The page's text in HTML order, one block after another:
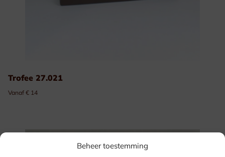
Beheer toestemming
Trofee 27.021
Vanaf € 14